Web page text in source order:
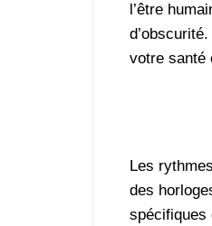
l’être
votre santé
Les
des
spécifiques